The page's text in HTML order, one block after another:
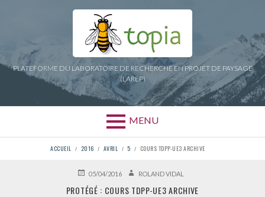
PLATEFORME DU LABORATOIRE DE RECHERCHE EN PROJET DE PAYSAGE
(LAREP)
MENU
D'ARIANE
ACCUEIL 2016 AVRIL 5 COURS TDPP-UE3 ARCHIVE
PUBLIÉ05/04/2016 AUTEURROLAND VIDAL
PROTÉGÉ : COURS TDPP-UE3 ARCHIVE